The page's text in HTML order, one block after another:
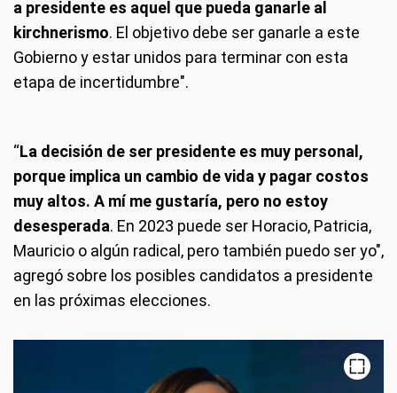
a presidente es aquel que pueda ganarle al
kirchnerismo. El objetivo debe ser ganarle a este
Gobierno y estar unidos para terminar con esta
etapa de incertidumbre".
“La decisión de ser presidente es muy personal,
porque implica un cambio de vida y pagar costos
muy altos. A mí me gustaría, pero no estoy
desesperada. En 2023 puede ser Horacio, Patricia,
Mauricio o algún radical, pero también puedo ser yo",
agregó sobre los posibles candidatos a presidente
en las próximas elecciones.